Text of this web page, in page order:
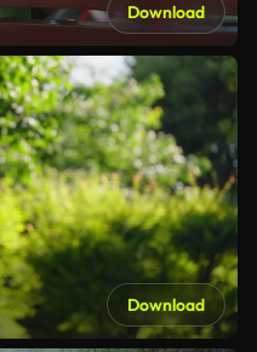
Download
Download